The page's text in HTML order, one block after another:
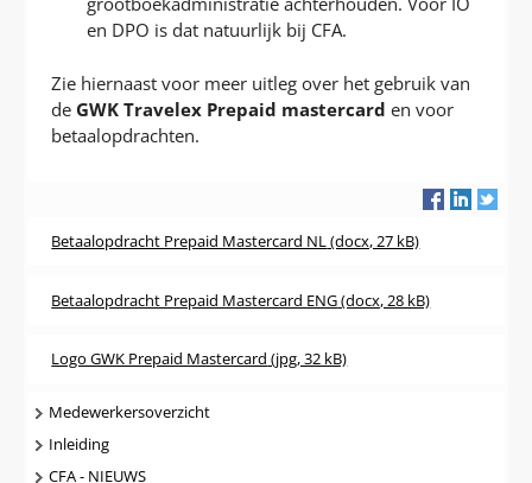
en DPO is dat natuurlijk bij CFA.
Zie hiernaast voor meer uitleg over het gebruik van
de GWK Travelex Prepaid mastercard en voor
betaalopdrachten.
Betaalopdracht Prepaid Mastercard NL(docx, 27 kB)
Betaalopdracht Prepaid Mastercard ENG(docx, 28 kB)
Logo GWK Prepaid Mastercard (jpg, 32 kB)
Navigatie
Medewerkersoverzicht
Inleiding
CFA - NIEUWS